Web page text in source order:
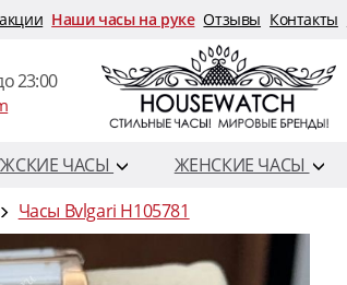
Наши часы на руке Отзывы Контакты
23:00
ЧАСЫ ЖЕНСКИЕ ЧАСЫ
Часы Bvlgari H105781